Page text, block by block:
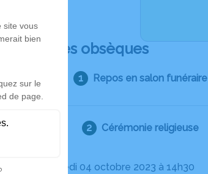
Déroulé des obsèques
Repos en salon funéraire
Cérémonie religieuse
Le mercredi 04 octobre 2023 à 14h30